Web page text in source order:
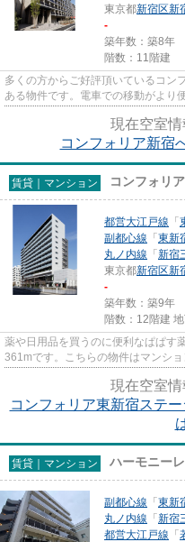
東京都新宿区新
-
築年数：築8年
階数：11階建
多くの方からご好評頂いているコン
ある物件です。電車での移動がより
現在空室情
コンフォリア新宿
賃貸｜マンション コンフォリ
都営大江戸線 「
副都心線 「 東新
丸ノ内線 「 新宿
東京都新宿区新
-
築年数：築9年
階数：12階建
薬や日用品を買うのに便利なぱぱす
361mです。こちらの物件はマンシ
現在空室情
コンフォリア東新宿ステ
賃貸｜マンション ハーモニー
副都心線 「 東新
丸ノ内線 「 新宿
都営大江戸線 「